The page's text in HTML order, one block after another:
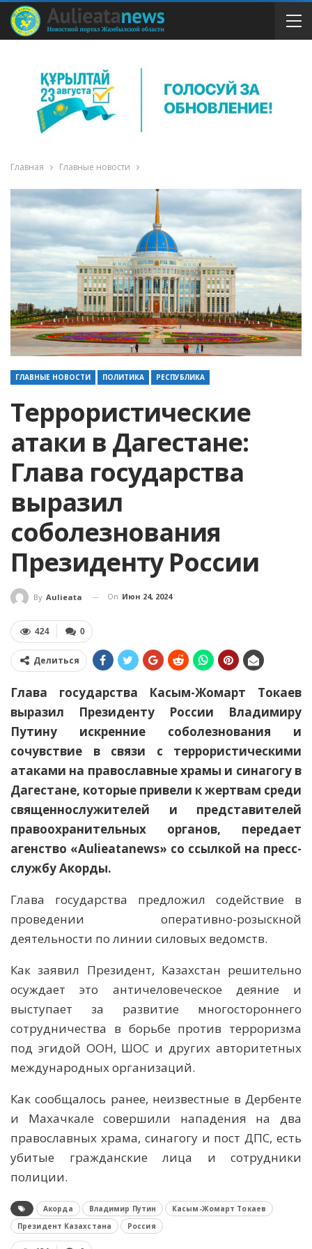
Главная Главные новости
ГЛАВНЫЕ НОВОСТИ ПОЛИТИКА РЕСПУБЛИКА
Террористические
атаки в Дагестане:
Глава государства
выразил
соболезнования
Президенту России
By Aulieata On Июн 24, 2024
0
424
Делиться
Глава государства Касым-Жомарт Токаев
выразил Президенту России Владимиру
Путину искренние соболезнования и
сочувствие в связи с террористическими
атаками на православные храмы и синагогу в
Дагестане, которые привели к жертвам среди
священнослужителей и представителей
правоохранительных органов, передает
агенство «Aulieatanews» со ссылкой на пресс-
службу Акорды.
Глава государства предложил содействие в
проведении оперативно-розыскной
деятельности по линии силовых ведомств.
Как заявил Президент, Казахстан решительно
осуждает это античеловеческое деяние и
выступает за развитие многостороннего
сотрудничества в борьбе против терроризма
под эгидой ООН, ШОС и других авторитетных
международных организаций.
Как сообщалось ранее, неизвестные в Дербенте
и Махачкале совершили нападения на два
православных храма, синагогу и пост ДПС, есть
убитые гражданские лица и сотрудники
полиции.
Акорда Владимир Путин
Касым-Жомарт Токаев
Президент Казахстана
Россия